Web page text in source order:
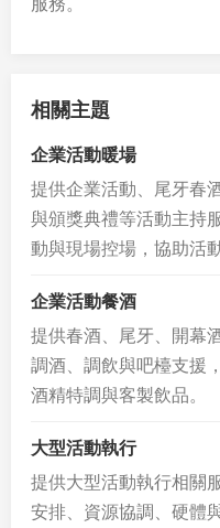
服務。
相關主題
企業活動暖場
提供企業活動、尾牙春
與頒獎典禮等活動主持
動與現場控場，協助活
企業活動餐酒
提供春酒、尾牙、開幕
調酒、調飲與吧檯支援
酒精特調與客製飲品。
大型活動執行
提供大型活動執行相關
安排、資源協調、硬體